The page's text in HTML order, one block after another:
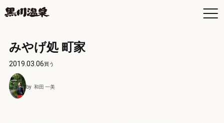
みやげ処 町家
2019.03.06買う
和田 一美